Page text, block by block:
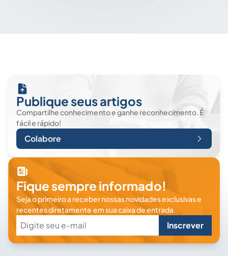
Publique seus artigos
Compartilhe conhecimento e ganhe reconhecimento. É
fácil e rápido!
Colabore
Fique sempre informado!
Seja o primeiro a receber nossas novidades exclusivas e
recentes diretamente em sua caixa de entrada.
Inscrever